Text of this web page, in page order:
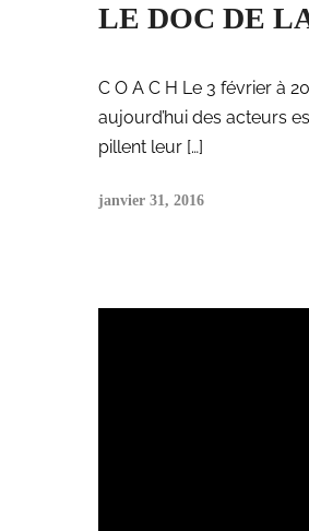
LE DOC DE
C O A C H Le 3 février à
aujourd’hui des acteurs
pillent leur […]
janvier 31, 2016